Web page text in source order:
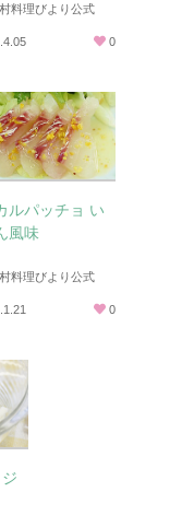
料理びより公式
0
ルパッチョ い
風味
料理びより公式
0